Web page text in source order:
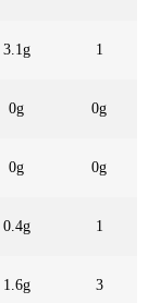
3.1g 1
0g 0g
0g 0g
0.4g 1
1.6g 3